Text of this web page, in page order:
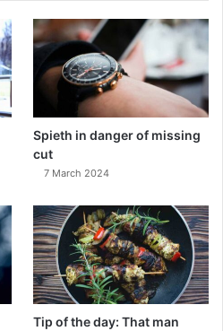
Spieth in danger of missing
cut
7 March 2024
Tip of the day: That man